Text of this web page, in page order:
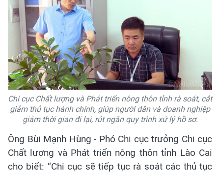
Chi cục Chất lượng và Phát triển nông thôn tỉnh rà soát, cắt
giảm thủ tục hành chính, giúp người dân và doanh nghiệp
giảm thời gian đi lại, rút ngắn quy trình xử lý hồ sơ.
Ông Bùi Mạnh Hùng - Phó Chi cục trưởng Chi cục
Chất lượng và Phát triển nông thôn tỉnh Lào Cai
cho biết: “Chi cục sẽ tiếp tục rà soát các thủ tục